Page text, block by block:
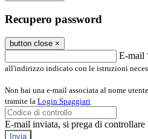
Recupero password
button close ×
E-mail
all'indirizzo indicato con le istruzioni
Non hai una e-mail associata al nome
tramite la Login Spaggiari
E-mail inviata, si prega di controllare